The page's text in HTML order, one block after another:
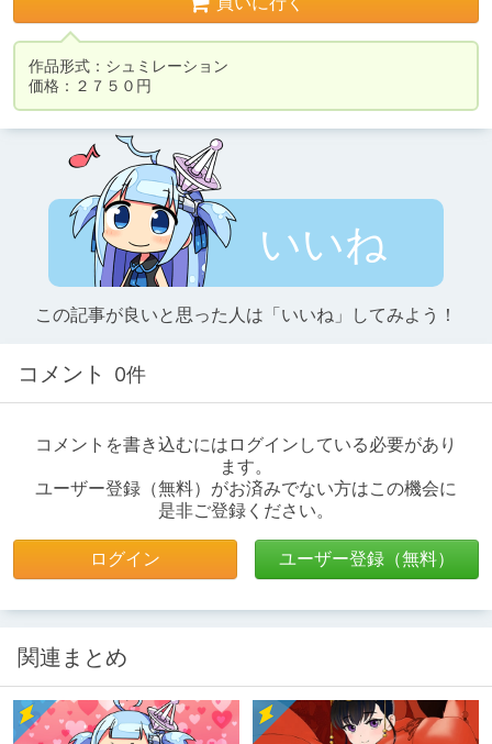
作品形式：シュミレーション
価格：２７５０円
いいね
この記事が良いと思った人は「いいね」してみよう！
コメント 0件
コメントを書き込むにはログインしている必要があり
ます。
ユーザー登録（無料）がお済みでない方はこの機会に
是非ご登録ください。
ログイン ユーザー登録（無料）
関連まとめ